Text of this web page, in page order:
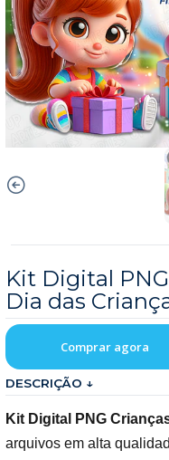
Kit Digital
Dia das
Comprar agora
DESCRIÇÃO ↓
Kit Digital PNG
arquivos em alta